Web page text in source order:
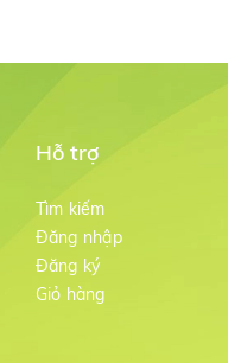
Hỗ trợ
Tìm kiếm
Đăng nhập
Đăng ký
Giỏ hàng